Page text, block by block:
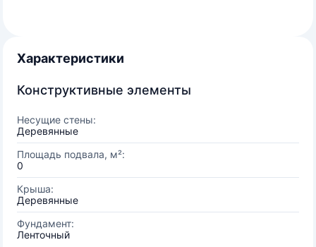
Характеристики
Конструктивные элементы
Несущие стены:
Деревянные
Площадь подвала, м²:
0
Крыша:
Деревянные
Фундамент:
Ленточный